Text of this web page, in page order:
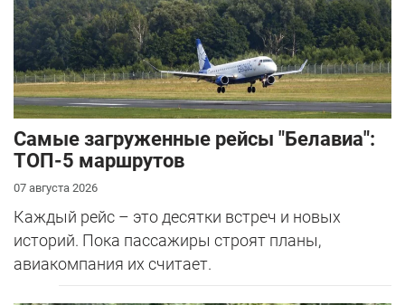
Самые загруженные рейсы "Белавиа":
ТОП-5 маршрутов
07 августа 2026
Каждый рейс – это десятки встреч и новых
историй. Пока пассажиры строят планы,
авиакомпания их считает.